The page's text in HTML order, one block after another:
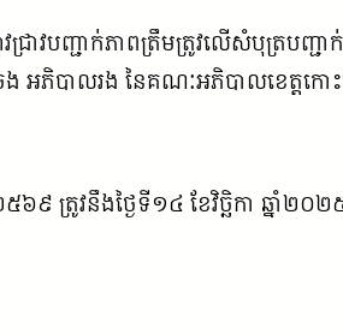
ាវជ្រាវបញ្ជាក់ភាពត្រឹមត្រូវលើសំបុ
អភិបាលរង នៃគណៈអភិបាលខេត្តក
៦៩ ត្រូវនឹងថ្ងៃទី១៤ ខែវិច្ឆិកា ឆ្នាំ២០២